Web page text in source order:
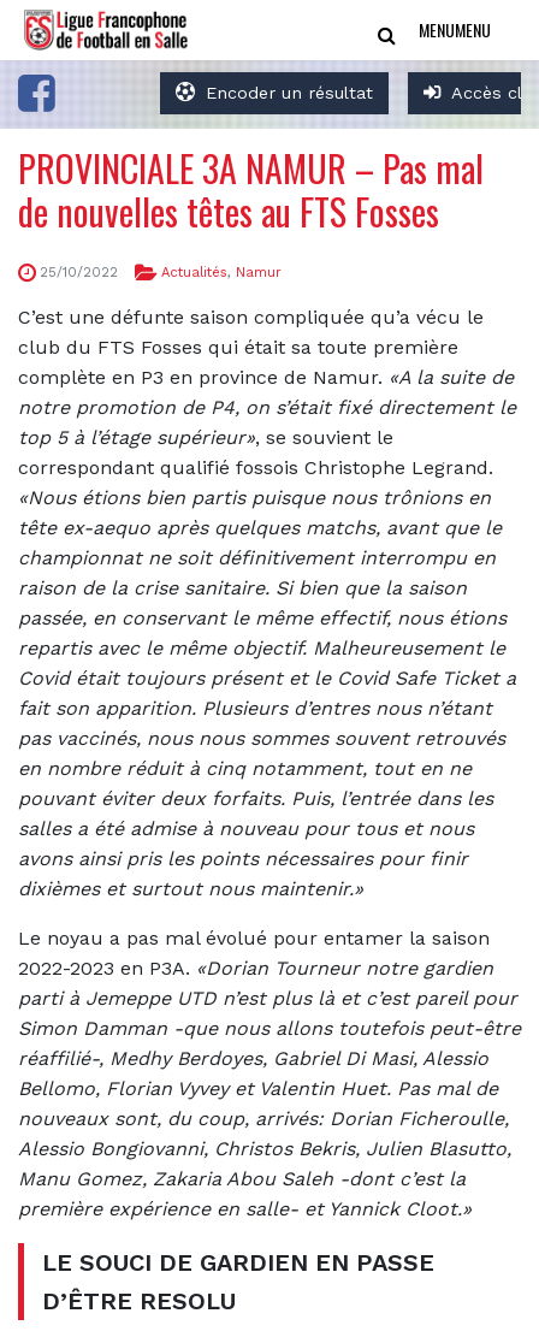
Encoder un résultat Accès
MENUMENU
PROVINCIALE 3A NAMUR – Pas mal
de nouvelles têtes au FTS Fosses
25/10/2022 Actualités, Namur
C’est une défunte saison compliquée qu’a vécu le
club du FTS Fosses qui était sa toute première
complète en P3 en province de Namur. «A la suite de
notre promotion de P4, on s’était fixé directement le
top 5 à l’étage supérieur», se souvient le
correspondant qualifié fossois Christophe Legrand.
«Nous étions bien partis puisque nous trônions en
tête ex-aequo après quelques matchs, avant que le
championnat ne soit définitivement interrompu en
raison de la crise sanitaire. Si bien que la saison
passée, en conservant le même effectif, nous étions
repartis avec le même objectif. Malheureusement le
Covid était toujours présent et le Covid Safe Ticket a
fait son apparition. Plusieurs d’entres nous n’étant
pas vaccinés, nous nous sommes souvent retrouvés
en nombre réduit à cinq notamment, tout en ne
pouvant éviter deux forfaits. Puis, l’entrée dans les
salles a été admise à nouveau pour tous et nous
avons ainsi pris les points nécessaires pour finir
dixièmes et surtout nous maintenir.»
Le noyau a pas mal évolué pour entamer la saison
2022-2023 en P3A. «Dorian Tourneur notre gardien
parti à Jemeppe UTD n’est plus là et c’est pareil pour
Simon Damman -que nous allons toutefois peut-être
réaffilié-, Medhy Berdoyes, Gabriel Di Masi, Alessio
Bellomo, Florian Vyvey et Valentin Huet. Pas mal de
nouveaux sont, du coup, arrivés: Dorian Ficheroulle,
Alessio Bongiovanni, Christos Bekris, Julien Blasutto,
Manu Gomez, Zakaria Abou Saleh -dont c’est la
première expérience en salle- et Yannick Cloot.»
LE SOUCI DE GARDIEN EN PASSE
D’ÊTRE RESOLU